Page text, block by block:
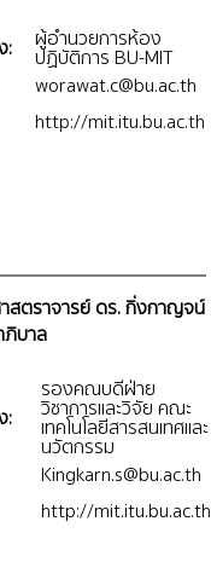
: ผู้อำนวยการห้อง
ปฏิบัติการ BU-MIT
worawat.c@bu.ac.th
http://mit.itu.bu.ac.th
สตราจารย์ ดร. กิ่งกาญจน์
บาล
:
รองคณบดีฝ่าย
วิชาการและวิจัย คณะ
เทคโนโลยีสารสนเทศและ
นวัตกรรม
Kingkarn.s@bu.ac.th
http://mit.itu.bu.ac.th